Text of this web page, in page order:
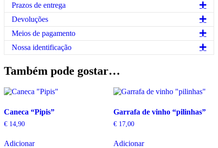
Prazos de entrega
Devoluções
Meios de pagamento
Nossa identificação
Também pode gostar…
Caneca “Pipis”
€ 14,90
Adicionar
Garrafa de vinho “pilinhas”
€17,00
Adicionar